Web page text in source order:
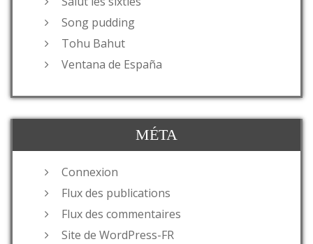
Song pudding
Tohu Bahut
Ventana de España
MÉTA
Connexion
Flux des publications
Flux des commentaires
Site de WordPress-FR